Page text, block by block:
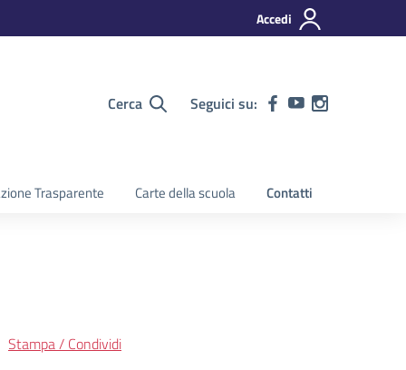
Accedi
Cerca Seguici su:
Trasparente Carte della scuola Contatti
Stampa / Condividi